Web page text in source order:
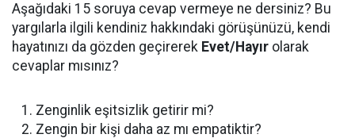
Aşağıdaki 15 soruya cevap vermeye ne dersiniz? Bu
yargılarla ilgili kendiniz hakkındaki görüşünüzü, kendi
hayatınızı da gözden geçirerek Evet/Hayır olarak
cevaplar mısınız?
Zenginlik eşitsizlik getirir mi?
Zengin bir kişi daha az mı empatiktir?